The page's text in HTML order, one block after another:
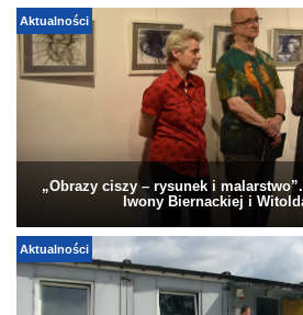
Aktualności
„Obrazy ciszy – rysunek i
Iwony Biernackiej i
Aktualności